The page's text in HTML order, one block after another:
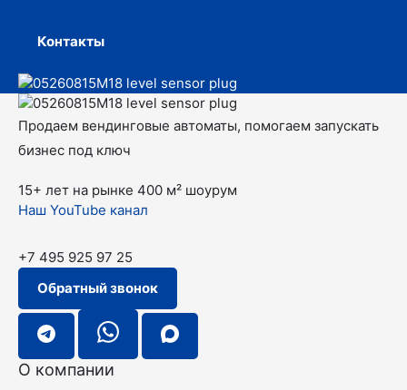
Контакты
Продаем вендинговые автоматы, помогаем запускать
бизнес под ключ
15+ лет на рынке 400 м² шоурум
Наш YouTube канал
+7 495 925 97 25
Обратный звонок
О компании